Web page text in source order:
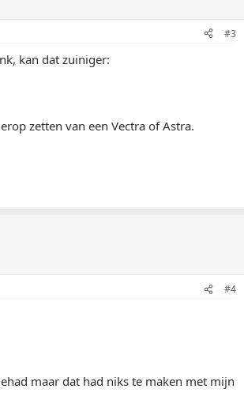
#3
kan dat zuiniger:
zetten van een Vectra of Astra.
#4
maar dat had niks te maken met mijn